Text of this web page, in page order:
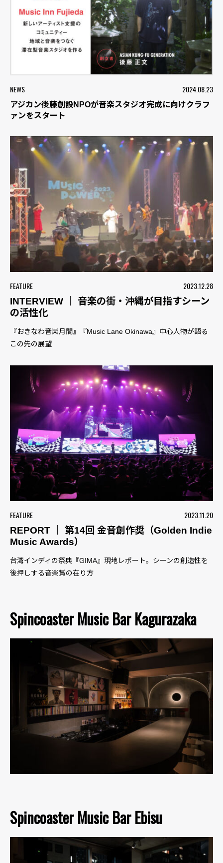
NEWS 2024.08.23
アジカン後藤創設NPOが音楽スタジオ完成に向けクラフ
ァンをスタート
FEATURE
2023.12.28
INTERVIEW ｜ 音楽の街・沖縄が目指すシーン
の活性化
『おきなわ音楽月間』『Music Lane Okinawa』中心人物が語る
この先の展望
FEATURE
2023.11.20
REPORT ｜ 第14回 金音創作奨（Golden Indie
Music Awards）
台湾インディの祭典『GIMA』現地レポート。シーンの創造性を
後押しする音楽賞の在り方
Spincoaster Music Bar Kagurazaka
Spincoaster Music Bar Ebisu